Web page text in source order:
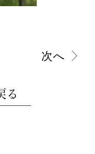
次へ
る